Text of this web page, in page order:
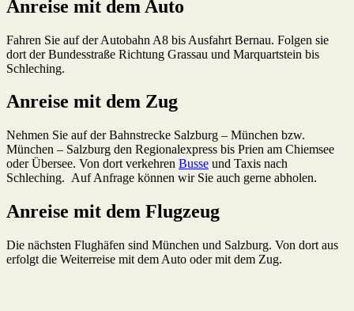
Anreise mit dem Auto
Fahren Sie auf der Autobahn A8 bis Ausfahrt Bernau. Folgen sie
dort der Bundesstraße Richtung Grassau und Marquartstein bis
Schleching.
Anreise mit dem Zug
Nehmen Sie auf der Bahnstrecke Salzburg – München bzw.
München – Salzburg den Regionalexpress bis Prien am Chiemsee
oder Übersee. Von dort verkehren Busse und Taxis nach
Schleching. Auf Anfrage können wir Sie auch gerne abholen.
Anreise mit dem Flugzeug
Die nächsten Flughäfen sind München und Salzburg. Von dort aus
erfolgt die Weiterreise mit dem Auto oder mit dem Zug.